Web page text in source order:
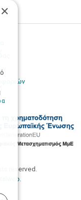
reserved.
.
×